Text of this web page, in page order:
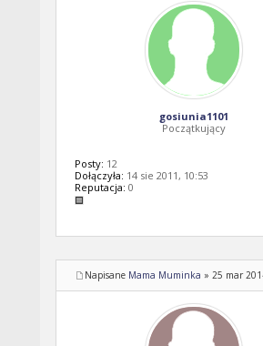
gosiunia1101
Początkujący
Posty: 12
Dołączyła: 14 sie 2011, 10:53
Reputacja: 0
Napisane Mama Muminka » 25 mar